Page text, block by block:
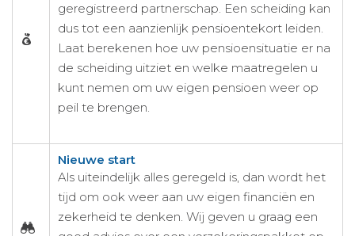
geregistreerd partnerschap. Een scheiding kan
dus tot een aanzienlijk pensioentekort leiden.
Laat berekenen hoe uw pensioensituatie er na
de scheiding uitziet en welke maatregelen u
kunt nemen om uw eigen pensioen weer op
peil te brengen.
Nieuwe start
Als uiteindelijk alles geregeld is, dan wordt het
tijd om ook weer aan uw eigen financiën en
zekerheid te denken. Wij geven u graag een